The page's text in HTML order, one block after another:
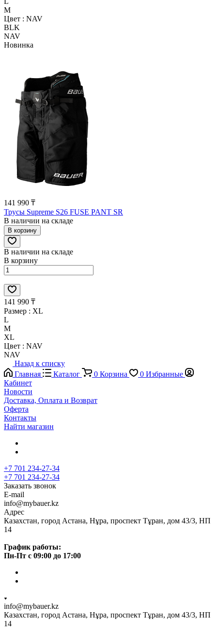
M
Цвет : NAV
BLK
NAV
Новинка
141 990 ₸
Трусы Supreme S26 FUSE PANT SR
В наличии на складе
В корзину
В наличии на складе
В корзину
141 990 ₸
Размер : XL
L
M
XL
Цвет : NAV
NAV
Назад к списку
Главная
Каталог 0 Корзина 0 Избранные
Кабинет
Новости
Доставка, Оплата и Возврат
Оферта
Контакты
Найти магазин
+7 701 234-27-34
+7 701 234-27-34
Заказать звонок
E-mail
info@mybauer.kz
Адрес
Казахстан, город Астана, Нұра, проспект Тұран, дом 43/3, НП
14
График работы:
Пн-Пт с 09:00 до 17:00
info@mybauer.kz
Казахстан, город Астана, Нұра, проспект Тұран, дом 43/3, НП
14